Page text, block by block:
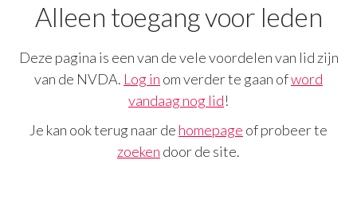
Alleen toegang voor leden
Deze pagina is een van de vele voordelen van lid zijn
van de NVDA. Log in om verder te gaan ofword
vandaag nog lid!
Je kan ook terug naar de homepage of probeer te
zoeken door de site.